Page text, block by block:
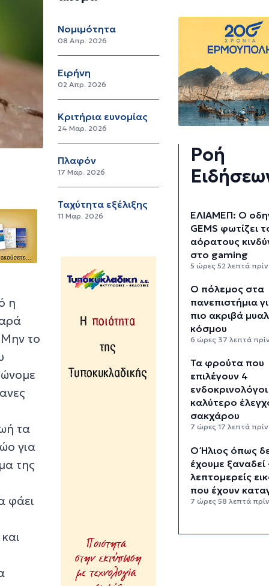
η
Μην το
τα
για
της
φάει
Νομιμότητα
08 Απρ. 2026
Ειρήνη
02 Απρ. 2026
Κριτήρια ευνομίας
24 Μαρ. 2026
Πλαφόν
17 Μαρ. 2026
Ταχύτητα εξέλιξης
11 Μαρ. 2026
Ροή
ΕΛΙΑΜΕΠ: Ο
GEMS φωτίζει
αόρατους
στο gaming
5 ώρες 52 λεπτά πρίν
Ο πόλεμος στα
πανεπιστήμια
πιο ακριβά
κόσμου
6 ώρες 37 λεπτά
Τα φρούτα που
επιλέγουν 4
ενδοκρινολόγοι
καλύτερο
σακχάρου
7 ώρες 17 λεπτά πρίν
Ο Ήλιος όπως
έχουμε ξαναδεί
λεπτομερείς
που έχουν
7 ώρες 58 λεπτά
και προσωπική